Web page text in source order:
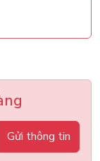
Gửi thông tin